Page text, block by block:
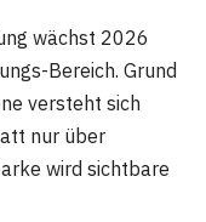
wächst 2026
Bereich. Grund
versteht sich
nur über
wird sichtbare